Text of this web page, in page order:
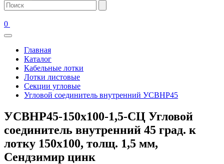
0
Главная
Каталог
Кабельные лотки
Лотки листовые
Секции угловые
Угловой соединитель внутренний УСВНР45
УСВНР45-150х100-1,5-СЦ Угловой
соединитель внутренний 45 град. к
лотку 150х100, толщ. 1,5 мм,
Сендзимир цинк